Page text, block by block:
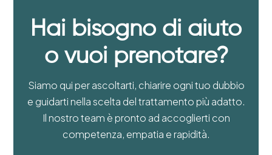
Hai bisogno di aiuto
o vuoi prenotare?
Siamo qui per ascoltarti, chiarire ogni tuo dubbio
e guidarti nella scelta del trattamento più adatto.
Il nostro team è pronto ad accoglierti con
competenza, empatia e rapidità.